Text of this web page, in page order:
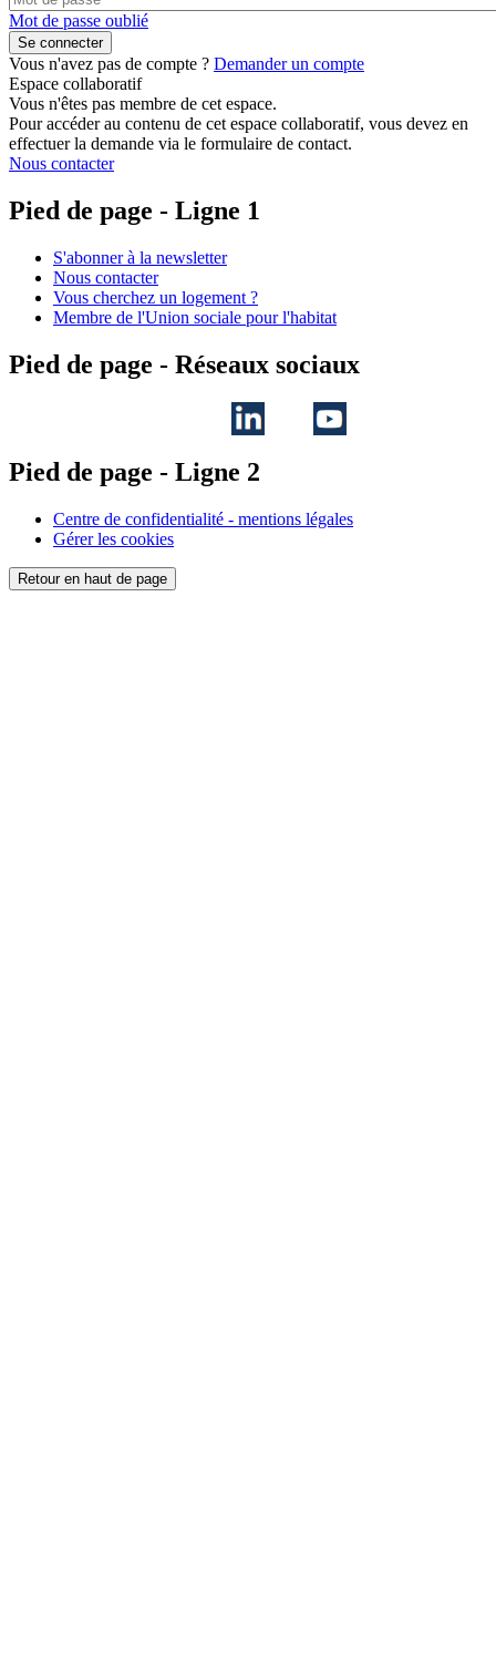
Mot de passe oublié
Vous n'avez pas de compte ? Demander un compte
Espace collaboratif
Vous n'êtes pas membre de cet espace.
Pour accéder au contenu de cet espace collaboratif, vous devez en
effectuer la demande via le formulaire de contact.
Nous contacter
Pied de page - Ligne 1
S'abonner à la newsletter
Nous contacter
Vous cherchez un logement ?
Membre de l'Union sociale pour l'habitat
Pied de page - Réseaux sociaux
Pied de page - Ligne 2
Centre de confidentialité - mentions légales
Gérer les cookies
Retour en haut de page